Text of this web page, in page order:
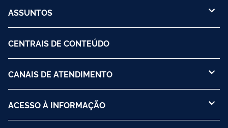
ASSUNTOS
CENTRAIS DE CONTEÚDO
CANAIS DE ATENDIMENTO
ACESSO À INFORMAÇÃO